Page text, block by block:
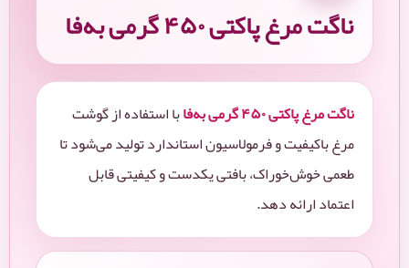
ناگت مرغ پاکتی ۴۵۰ گرمی به‌فا
ناگت مرغ پاکتی ۴۵۰ گرمی به‌فا
با استفاده از گوشت
مرغ باکیفیت و فرمولاسیون استاندارد تولید می‌شود تا
طعمی خوش‌خوراک، بافتی یکدست و کیفیتی قابل
اعتماد ارائه دهد.